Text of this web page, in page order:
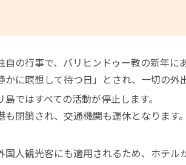
の行事で、バリヒンドゥー教の新年に
かに瞑想して待つ日」とされ、一切の外
ではすべての活動が停止します。
閉鎖され、交通機関も運休となります。
国人観光客にも適用されるため、ホテル